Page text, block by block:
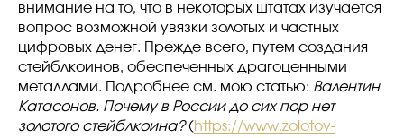
внимание на то, что в некоторых штатах изучается
вопрос возможной увязки золотых и частных
цифровых денег. Прежде всего, путем создания
стейблкоинов, обеспеченных драгоценными
металлами. Подробнее см. мою статью: Валентин
Катасонов. Почему в России до сих пор нет
золотого стейблкоина?(https://www.zolotoy-